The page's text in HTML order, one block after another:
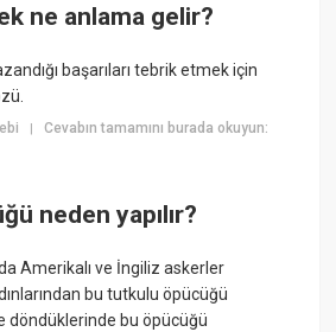
ne anlama gelir?
başarıları tebrik etmek için
|Cevabın tamamını burada okuyun:
neden yapılır?
Amerikalı ve İngiliz askerler
bu tutkulu öpücüğü
döndüklerinde bu öpücüğü